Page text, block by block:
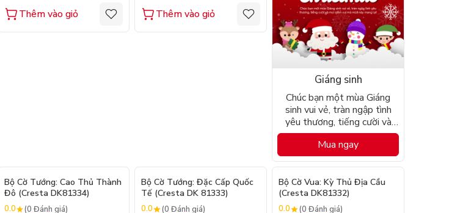
Thêm vào giỏ Thêm vào giỏ
Giáng sinh
Chúc bạn một mùa Giáng
sinh vui vẻ, tràn ngập tình
yêu thương, tiếng cười và
mọi niềm vui mà mùa này
mang lại!
Mua ngay
- 20%
Bộ Cờ Tướng: Cao Thủ Thành
Đô (Cresta DK81334)
0.0 (0 Đánh giá)
- 20%
Bộ Cờ Tướng: Đặc Cấp Quốc
Tế (Cresta DK 81333)
0.0 (0 Đánh giá)
- 20%
Bộ Cờ Vua: Kỳ Thủ Địa Cầu
(Cresta DK81332)
0.0 (0 Đánh giá)